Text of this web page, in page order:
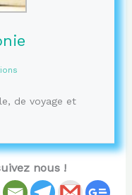
de voyage et
nous !